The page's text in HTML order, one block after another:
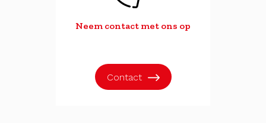
Neem contact met ons op
Contact